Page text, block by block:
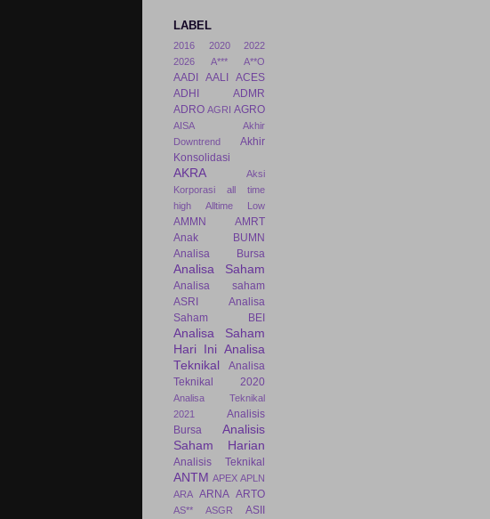
LABEL
2016 2020
2022
2026
A*** A**O
AADI AALI
ACES
ADHI
ADMR
ADRO AGRI AGRO
AISA
Akhir
Downtrend
Akhir
Konsolidasi
AKRA
Aksi
Korporasi
all time
high
Alltime Low
AMMN
AMRT
Anak BUMN
Analisa Bursa
Analisa Saham
Analisa saham
ASRI
Analisa
Saham BEI
Analisa Saham
Hari Ini Analisa
Teknikal
Analisa
Teknikal 2020
Analisa Teknikal
2021
Analisis
Bursa
Analisis
Saham Harian
Analisis Teknikal
ANTM APEX APLN
ARA ARNA ARTO
AS** ASGR ASII